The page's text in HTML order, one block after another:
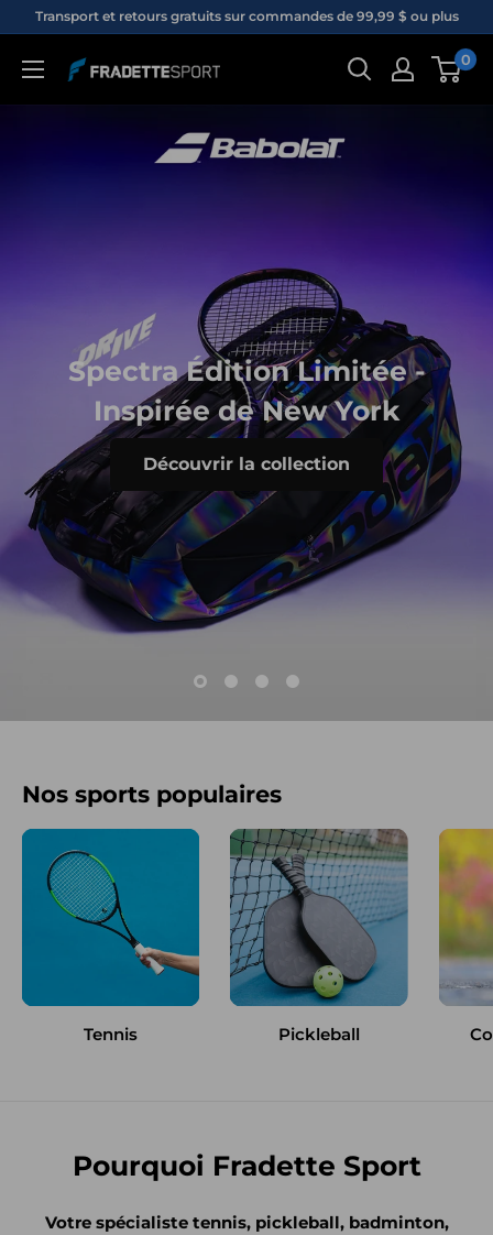
Passer
contenu
Transport et retours gratuits sur commandes de 99,99 $ ou plus
Fradette
sport
0
Spectra Édition Limitée -
Inspirée de New York
Découvrir la collection
Nos sports populaires
Tennis Pickleball
Pourquoi Fradette Sport
Votre spécialiste tennis, pickleball, badminton,